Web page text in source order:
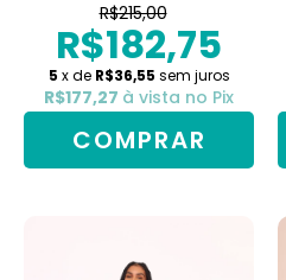
R$215,00
R$182,75
5 x de R$36,55 sem juros
R$177,27 à vista no Pix
COMPRAR